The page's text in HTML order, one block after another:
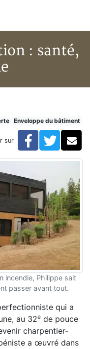
: santé,
et minutie
: santé,
Enveloppe du bâtiment
sur Facebook
incendie, Philippe sait
passer avant tout.
qui a
au 32e de pouce
charpentier-
a œuvré dans